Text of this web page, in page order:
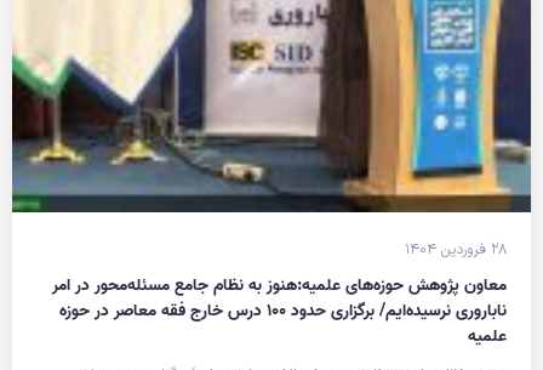
۲۸ فروردین ۱۴۰۴
معاون پژوهش حوزه‌های علمیه:هنوز به نظام جامع مسئله‌محور در امر
ناباروری نرسیده‌ایم/ برگزاری حدود ۱۰۰ درس خارج فقه معاصر در حوزه
علمیه